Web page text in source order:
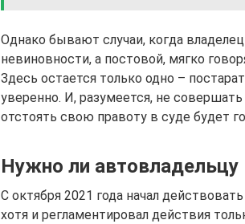
Однако бывают случаи, когда
невиновности, а постовой, мягко
Здесь остается только одно –
уверенно. И, разумеется, не
отстоять свою правоту в суде будет
Нужно ли
С октября 2021 года начал
хотя и регламентировал действия